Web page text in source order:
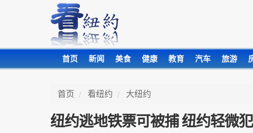
首页 新闻 美食 健康 教育 汽车 旅游
首页 看纽约 大纽约
纽约逃地铁票可被捕 纽约轻微